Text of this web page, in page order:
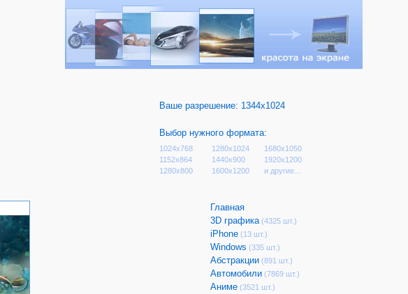
Ваше разрешение: 1344x1024
Выбор нужного формата:
1024x768 1280x1024
1680x1050
1152x864
1440x900
1920x1200
1280x800
1600x1200 и другие...
Главная
3D графика(4325 шт.)
iPhone(13 шт.)
Windows (335 шт.)
Абстракции(891 шт.)
Автомобили(7869 шт.)
Аниме(3521 шт.)